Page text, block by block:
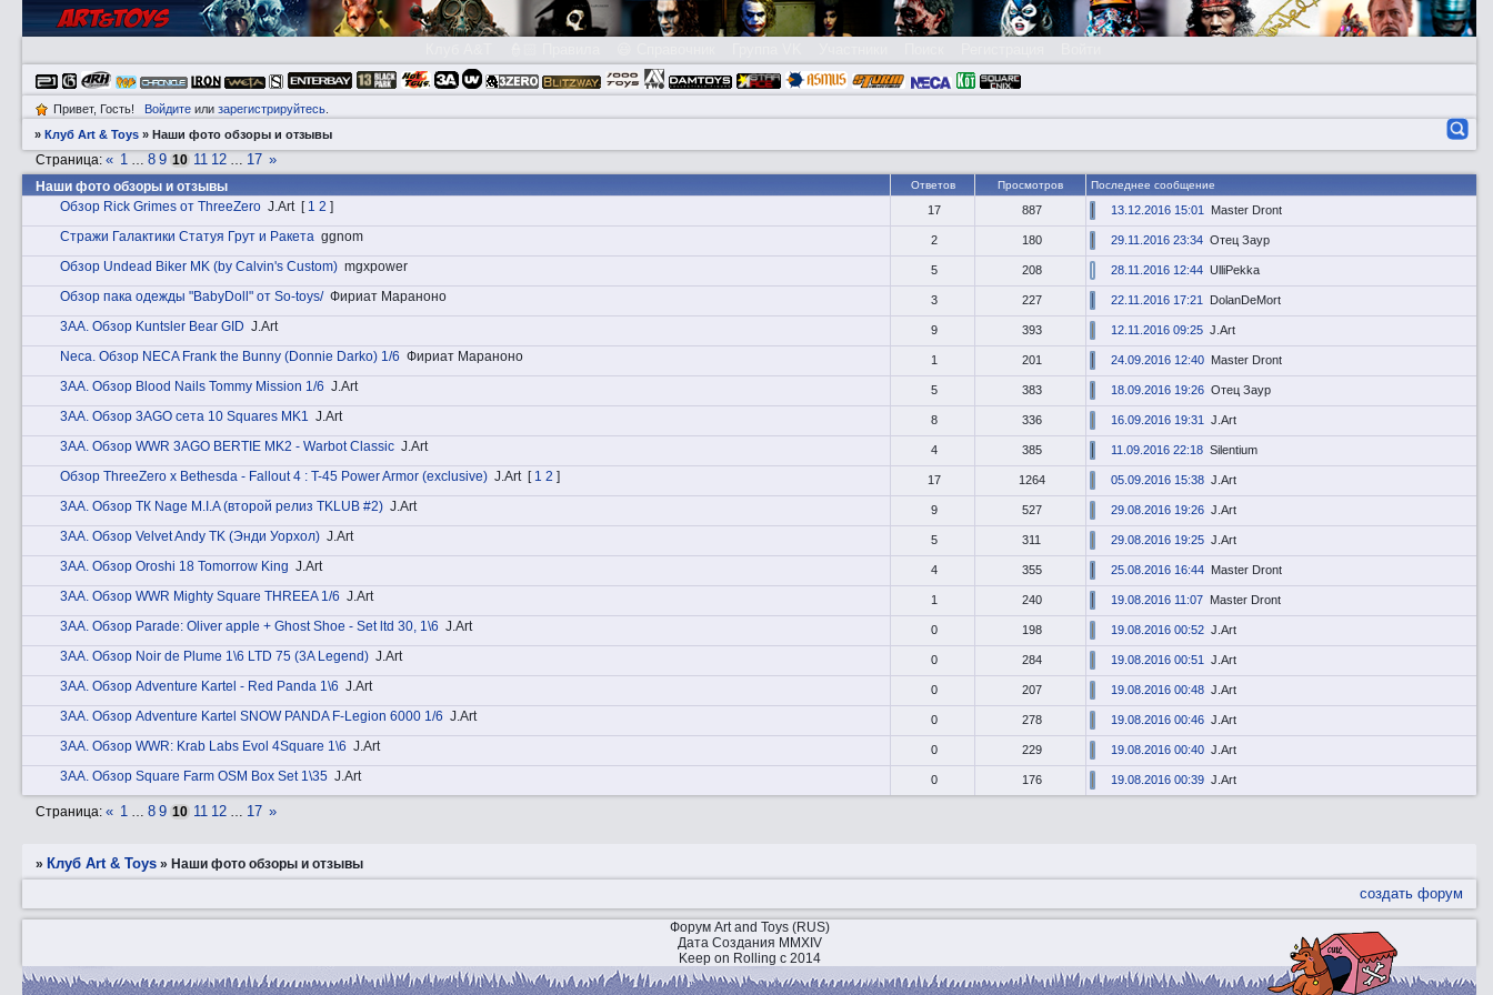
Привет, Гость! Войдитеили зарегистрируйтесь.
»Клуб Art & Toys »Наши фото обзоры и отзывы
Наши фото обзоры и отзывы
Страница:« 1 … 8 9 10 11 12 … 17 »
Ответов Просмотров Последнее сообщение
Обзор Rick Grimes от ThreeZero J.Art [ 1 2 ] 17 887 13.12.2016 15:01 Master Dront
Стражи Галактики Статуя Грут и Ракета ggnom 2 180 29.11.2016 23:34 Отец Заур
Обзор Undead Biker MK (by Calvin's Custom) mgxpower 5 208 28.11.2016 12:44 UlliPekka
Обзор пака одежды "BabyDoll" от So-toys/ Фириат Мараноно 3 227 22.11.2016 17:21 DolanDeMort
3АA. Обзор Kuntsler Bear GID J.Art 9 393 12.11.2016 09:25 J.Art
Nеca. Обзор NECA Frank the Bunny (Donnie Darko) 1/6 Фириат Мараноно 1 201 24.09.2016 12:40 Master Dront
3АA. Обзор Blood Nails Tommy Mission 1/6 J.Art 5 383 18.09.2016 19:26 Отец Заур
3АA. Обзор 3AGO сета 10 Squares MK1 J.Art 8 336 16.09.2016 19:31 J.Art
3АA. Обзор WWR 3AGO BERTIE MK2 - Warbot Classic J.Art 4 385 11.09.2016 22:18 Silentium
Обзор ThreeZero x Bethesda - Fallout 4 : T-45 Power Armor (exclusive) J.Art [ 1 2 ] 17 1264 05.09.2016 15:38 J.Art
3АA. Обзор ТК Nage M.I.A (второй релиз TKLUB #2) J.Art 9 527 29.08.2016 19:26 J.Art
3АA. Обзор Velvet Andy TK (Энди Уорхол) J.Art 5 311 29.08.2016 19:25 J.Art
3АA. Обзор Oroshi 18 Tomorrow King J.Art 4 355 25.08.2016 16:44 Master Dront
3АA. Обзор WWR Mighty Square THREEA 1/6 J.Art 1 240 19.08.2016 11:07 Master Dront
3АA. Обзор Parade: Oliver apple + Ghost Shoe - Set ltd 30, 1\6 J.Art 0 198 19.08.2016 00:52 J.Art
3АA. Обзор Noir de Plume 1\6 LTD 75 (3A Legend) J.Art 0 284 19.08.2016 00:51 J.Art
3АA. Обзор Adventure Kartel - Red Panda 1\6 J.Art 0 207 19.08.2016 00:48 J.Art
3АA. Обзор Adventure Kartel SNOW PANDA F-Legion 6000 1/6 J.Art 0 278 19.08.2016 00:46 J.Art
3АA. Обзор WWR: Krab Labs Evol 4Square 1\6 J.Art 0 229 19.08.2016 00:40 J.Art
3АA. Обзор Square Farm OSM Box Set 1\35 J.Art 0 176 19.08.2016 00:39 J.Art
Страница:« 1 … 8 9 10 11 12 … 17 »
» Клуб Art & Toys »Наши фото обзоры и отзывы
создать форум
Форум Art and Toys (RUS)
Дата Создания MMXIV
Keep on Rolling с 2014